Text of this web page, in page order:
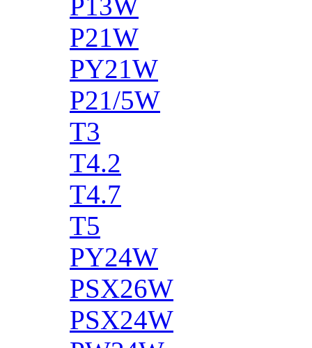
P21W
PY21W
P21/5W
T3
T4.2
T4.7
T5
PY24W
PSX26W
PSX24W